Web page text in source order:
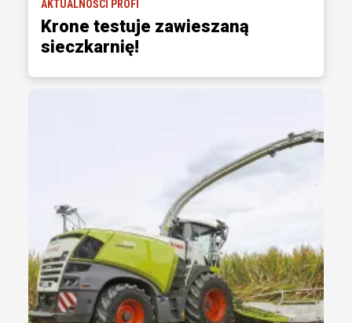
AKTUALNOŚCI PROFI
Krone testuje zawieszaną
sieczkarnię!